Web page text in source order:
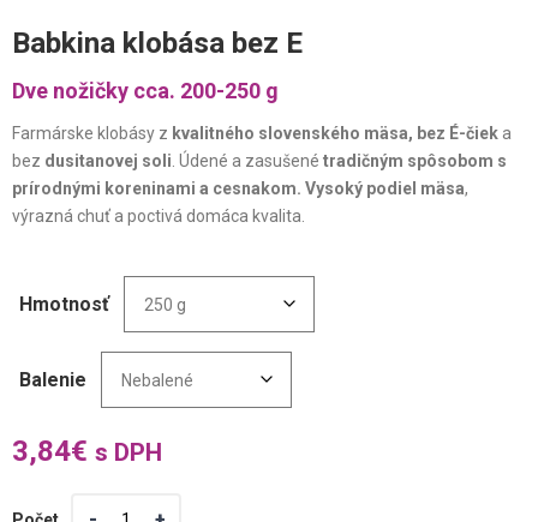
Babkina klobása bez E
Dve nožičky cca. 200-250 g
Farmárske klobásy z kvalitného slovenského mäsa, bez É-čiek a
bez dusitanovej soli . Údené a zasušené tradičným spôsobom s
prírodnými koreninami a cesnakom. Vysoký podiel mäsa,
výrazná chuť a poctivá domáca kvalita.
Hmotnosť
Balenie
3,84€ s DPH